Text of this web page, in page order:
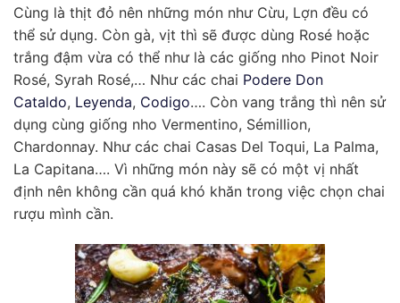
Cùng là thịt đỏ nên những món như Cừu, Lợn đều có
thể sử dụng. Còn gà, vịt thì sẽ được dùng Rosé hoặc
trắng đậm vừa có thể như là các giống nho Pinot Noir
Rosé, Syrah Rosé,… Như các chai Podere Don
Cataldo, Leyenda, Codigo…. Còn vang trắng thì nên sử
dụng cùng giống nho Vermentino, Sémillion,
Chardonnay. Như các chai Casas Del Toqui, La Palma,
La Capitana…. Vì những món này sẽ có một vị nhất
định nên không cần quá khó khăn trong việc chọn chai
rượu mình cần.